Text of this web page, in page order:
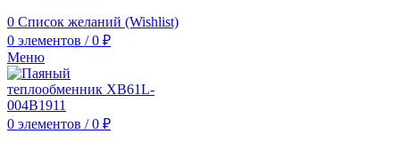
0 Список желаний (Wishlist)
0 элементов / 0 ₽
Меню
0 элементов / 0 ₽